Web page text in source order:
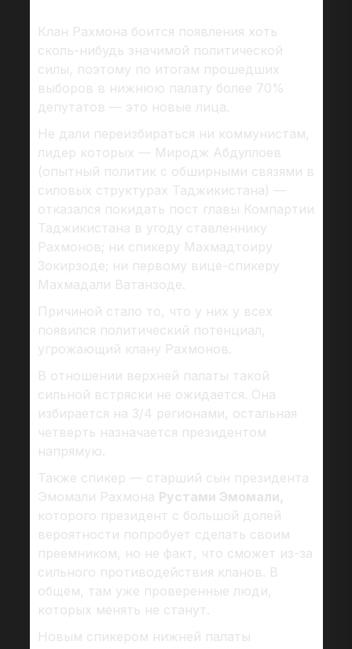
Клан Рахмона боится появления хоть
сколь-нибудь значимой политической
силы, поэтому по итогам прошедших
выборов в нижнюю палату более 70%
депутатов — это новые лица.
Не дали переизбираться ни коммунистам,
лидер которых — Миродж Абдуллоев
(опытный политик с обширными связями в
силовых структурах Таджикистана) —
отказался покидать пост главы Компартии
Таджикистана в угоду ставленнику
Рахмонов; ни спикеру Махмадтоиру
Зокирзоде; ни первому вице-спикеру
Махмадали Ватанзоде.
Причиной стало то, что у них у всех
появился политический потенциал,
угрожающий клану Рахмонов.
В отношении верхней палаты такой
сильной встряски не ожидается. Она
избирается на 3/4 регионами, остальная
четверть назначается президентом
напрямую.
Также спикер — старший сын президента
Эмомали Рахмона Рустами Эмомали,
которого президент с большой долей
вероятности попробует сделать своим
преемником, но не факт, что сможет из-за
сильного противодействия кланов. В
общем, там уже проверенные люди,
которых менять не станут.
Новым спикером нижней палаты